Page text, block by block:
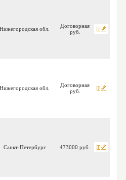
Нижегородская обл.
Договорная
руб.
Нижегородская обл.
Договорная
руб.
Санкт-Петербург 473000 руб.